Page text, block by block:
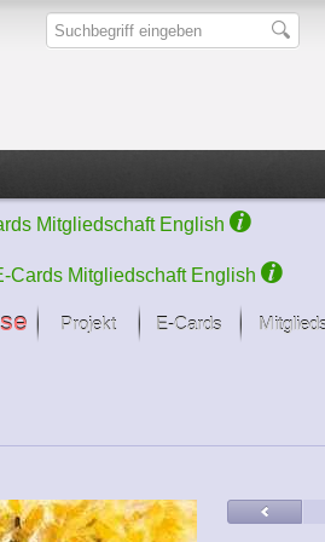
Mitgliedschaft English
Cards Mitgliedschaft English
Projekt E-Cards